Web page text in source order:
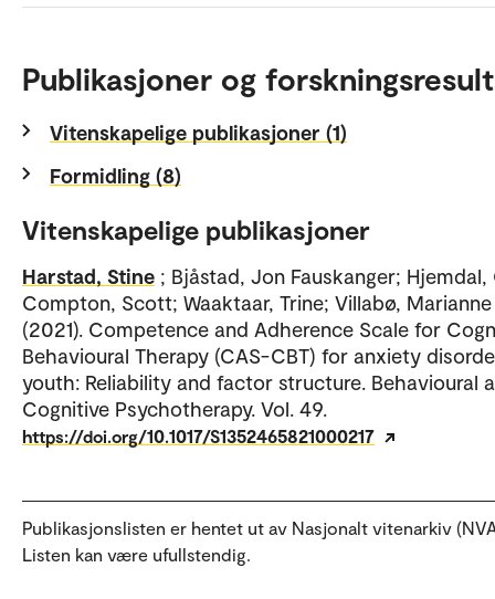
Publikasjoner og
Vitenskapelige publikasjoner (1)
Formidling (8)
Vitenskapelige publikasjoner
Harstad, Stine ; Bjåstad, Jon Fauskanger; Hjemdal,
Compton, Scott; Waaktaar, Trine; Villabø, Marianne
(2021). Competence and Adherence Scale for
Behavioural Therapy (CAS-CBT) for anxiety
youth: Reliability and factor structure. Behavioural
Cognitive Psychotherapy. Vol. 49.
https://doi.org/10.1017/S1352465821000217
Publikasjonslisten er hentet ut av Nasjonalt vitenarkiv
Listen kan være ufullstendig.